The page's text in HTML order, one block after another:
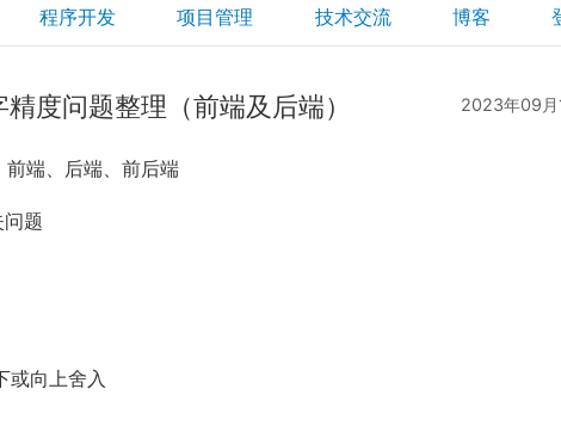
程序开发 项目管理 技术交流 博客
2023年09月
度问题整理（前端及后端）
端、后端、前后端
题
或向上舍入